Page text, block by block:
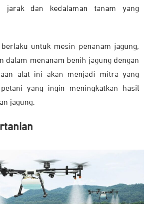
jarak dan kedalaman tanam yang
untuk mesin penanam jagung,
dalam menanam benih jagung dengan
alat ini akan menjadi mitra yang
yang ingin meningkatkan hasil
jagung.